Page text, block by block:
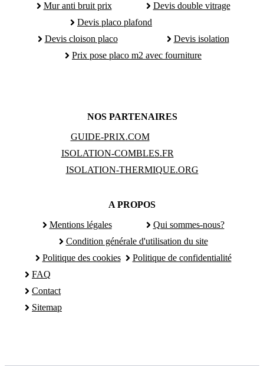
Mur anti bruit prix
Devis double vitrage
Devis placo plafond
Devis cloison placo
Devis isolation
Prix pose placo m2 avec fourniture
NOS PARTENAIRES
GUIDE-PRIX.COM
ISOLATION-COMBLES.FR
ISOLATION-THERMIQUE.ORG
A PROPOS
Mentions légales
Qui sommes-nous?
Condition générale d'utilisation du site
Politique des cookies
Politique de confidentialité
FAQ
Contact
Sitemap